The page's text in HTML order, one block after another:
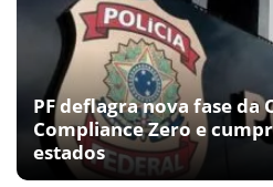
PF deflagra nova fase da
Compliance Zero e
estados